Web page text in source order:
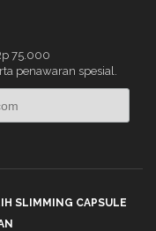
75.000
penawaran spesial.
SLIMMING CAPSULE